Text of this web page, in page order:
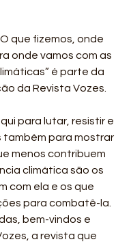
que fizemos, onde
onde vamos com as
é parte da
da Revista Vozes.
para lutar, resistir e
também para mostrar
menos contribuem
climática são os
com ela e os que
para combatê-la.
bem-vindos e
a revista que